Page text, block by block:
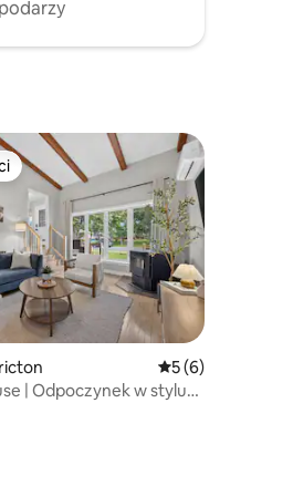
recenzji: 367
z kategorii Wybór gości
Średnia ocena: 5
5 (6)
| Odpoczynek w stylu